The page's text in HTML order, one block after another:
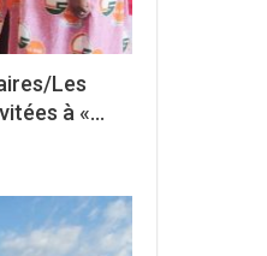
Les
à «…